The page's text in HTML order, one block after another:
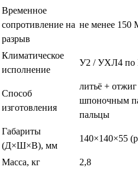
Временное
сопротивление на
разрыв
не менее 150
Климатическое
исполнение
У2 / УХЛ4 по
Способ
изготовления
литьё + отжиг
шпоночным
пальцы
Габариты
(Д×Ш×В), мм
140×140×55
Масса, кг 2,8